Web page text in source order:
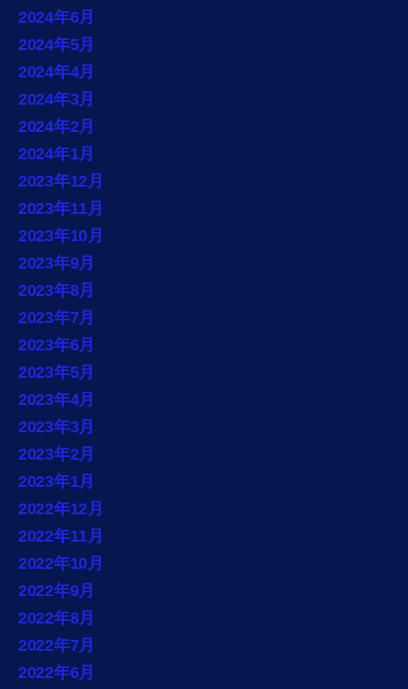
2024年6月
2024年5月
2024年4月
2024年3月
2024年2月
2024年1月
2023年12月
2023年11月
2023年10月
2023年9月
2023年8月
2023年7月
2023年6月
2023年5月
2023年4月
2023年3月
2023年2月
2023年1月
2022年12月
2022年11月
2022年10月
2022年9月
2022年8月
2022年7月
2022年6月